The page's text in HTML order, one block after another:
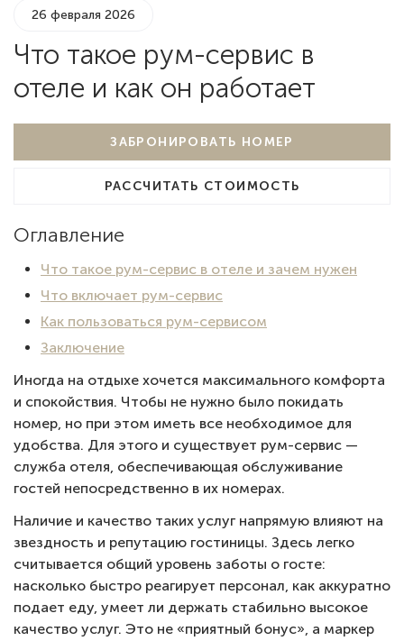
26 февраля 2026
Что такое рум-сервис в
отеле и как он работает
ЗАБРОНИРОВАТЬ НОМЕР
РАССЧИТАТЬ СТОИМОСТЬ
Оглавление
Что такое рум-сервис в отеле и зачем нужен
Что включает рум-сервис
Как пользоваться рум-сервисом
Заключение
Иногда на отдыхе хочется максимального комфорта
и спокойствия. Чтобы не нужно было покидать
номер, но при этом иметь все необходимое для
удобства. Для этого и существует рум-сервис —
служба отеля, обеспечивающая обслуживание
гостей непосредственно в их номерах.
Наличие и качество таких услуг напрямую влияют на
звездность и репутацию гостиницы. Здесь легко
считывается общий уровень заботы о госте:
насколько быстро реагирует персонал, как аккуратно
подает еду, умеет ли держать стабильно высокое
качество услуг. Это не «приятный бонус», а маркер